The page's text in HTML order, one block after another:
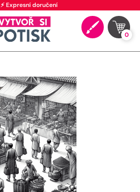
⚡ Expresní doručení
0